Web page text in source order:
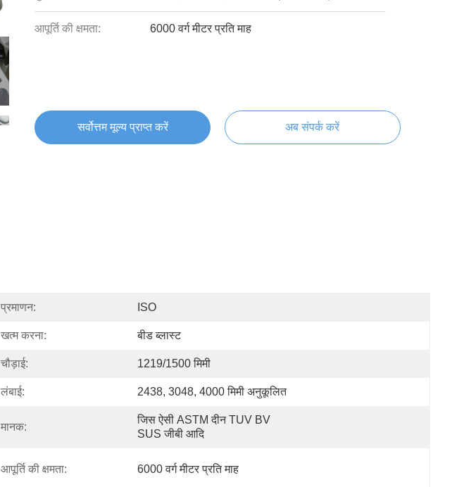
आपूर्ति की क्षमता: 6000 वर्ग मीटर प्रति माह
सर्वोत्तम मूल्य प्राप्त करें अब संपर्क करें
प्रमाणन: ISO
खत्म करना: बीड ब्लास्ट
चौड़ाई: 1219/1500 मिमी
लंबाई: 2438, 3048, 4000 मिमी अनुकूलित
मानक:
जिस ऐसी ASTM दीन TUV BV
SUS जीबी आदि
आपूर्ति की क्षमता: 6000 वर्ग मीटर प्रति माह